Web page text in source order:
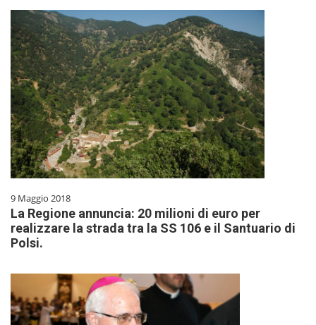
9 Maggio 2018
La Regione annuncia: 20 milioni di euro per
realizzare la strada tra la SS 106 e il Santuario di
Polsi.